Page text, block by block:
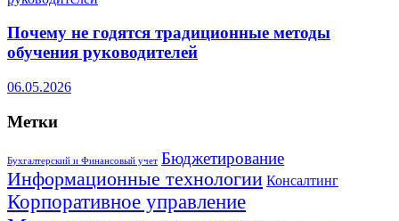
Почему не годятся традиционные методы
обучения руководителей
06.05.2026
Метки
Бухгалтерский и Финансовый учет Бюджетирование
Информационные технологии Консалтинг
Корпоративное управление